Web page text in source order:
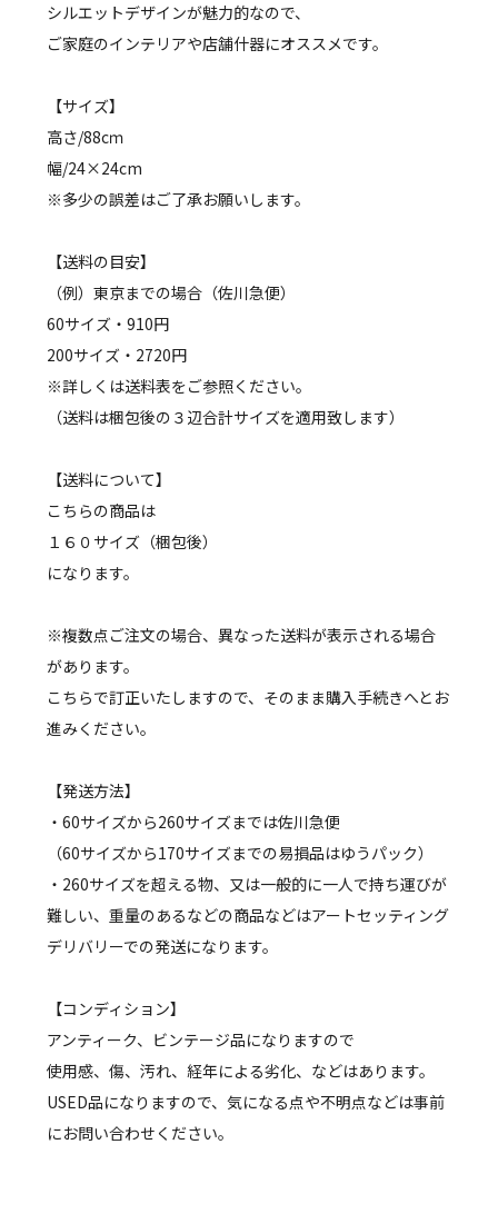
シルエットデザインが魅力的なので、
ご家庭のインテリアや店舗什器にオススメです。
【サイズ】
高さ/88cｍ
幅/24×24cm
※多少の誤差はご了承お願いします。
【送料の目安】
（例）東京までの場合（佐川急便）
60サイズ・910円
200サイズ・2720円
※詳しくは送料表をご参照ください。
（送料は梱包後の３辺合計サイズを適用致します）
【送料について】
こちらの商品は
１６０サイズ（梱包後）
になります。
※複数点ご注文の場合、異なった送料が表示される場合
があります。
こちらで訂正いたしますので、そのまま購入手続きへとお
進みください。
【発送方法】
・60サイズから260サイズまでは佐川急便
（60サイズから170サイズまでの易損品はゆうパック）
・260サイズを超える物、又は一般的に一人で持ち運びが
難しい、重量のあるなどの商品などはアートセッティング
デリバリーでの発送になります。
【コンディション】
アンティーク、ビンテージ品になりますので
使用感、傷、汚れ、経年による劣化、などはあります。
USED品になりますので、気になる点や不明点などは事前
にお問い合わせください。